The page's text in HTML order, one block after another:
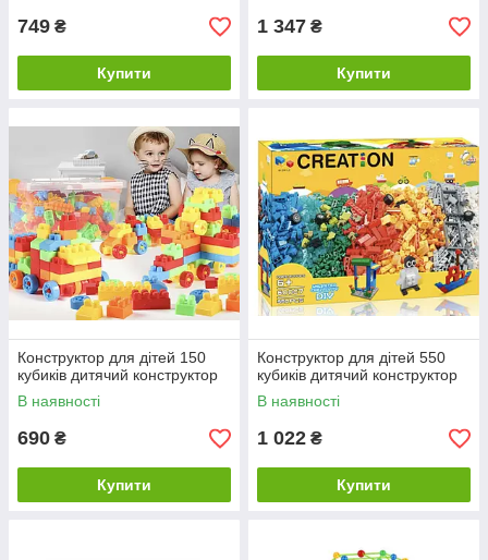
749 ₴
Купити
1 347 ₴
Купити
Конструктор для дітей 150
кубиків дитячий конструктор
В наявності
690 ₴
Купити
Конструктор для дітей 550
кубиків дитячий конструктор
В наявності
1 022 ₴
Купити